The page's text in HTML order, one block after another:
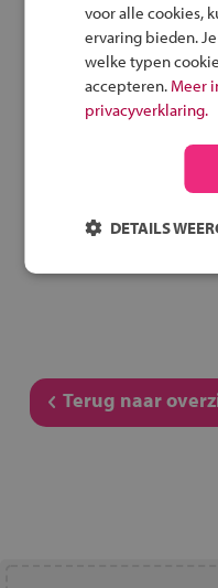
Speel
spel
Terug naar
voor alle cookies,
ervaring bieden.
welke typen
accepteren. Meer
privacyverklaring.
DETAILS